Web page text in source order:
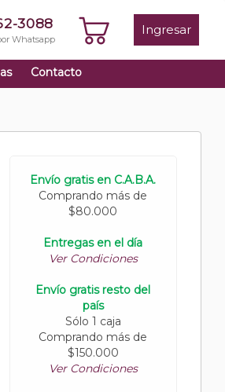
3088
Whatsapp
Ingresar
Contacto
Envío gratis en C.A.B.A.
Comprando más de
$80.000
Entregas en el día
Ver Condiciones
Envío gratis resto del
país
Sólo 1 caja
Comprando más de
$150.000
Ver Condiciones